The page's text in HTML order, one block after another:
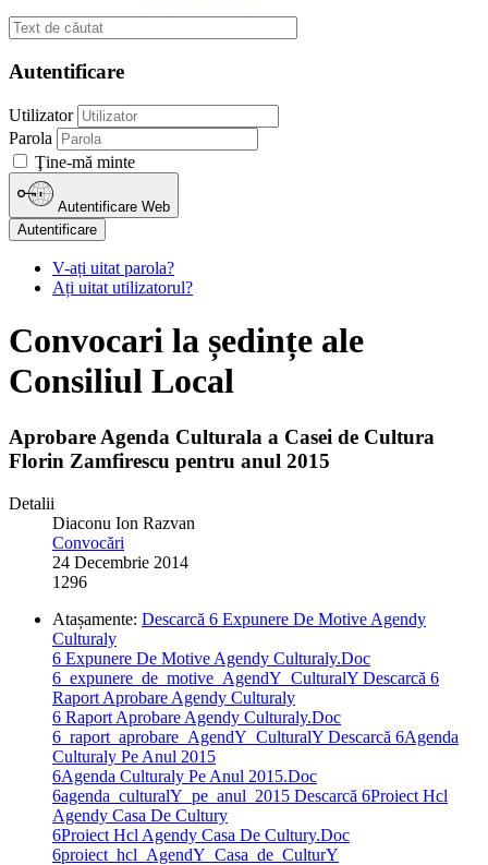
Autentificare
Utilizator
Parola
Ţine-mă minte
Autentificare Web
Autentificare
V-ați uitat parola?
Ați uitat utilizatorul?
Convocari la ședințe ale
Consiliul Local
Aprobare Agenda Culturala a Casei de Cultura
Florin Zamfirescu pentru anul 2015
Detalii
Diaconu Ion Razvan
Convocări
24 Decembrie 2014
1296
Atașamente: Descarcă 6 Expunere De Motive Agendy
Culturaly
6 Expunere De Motive Agendy Culturaly.Doc
6_expunere_de_motive_AgendY_CulturalY Descarcă 6
Raport Aprobare Agendy Culturaly
6 Raport Aprobare Agendy Culturaly.Doc
6_raport_aprobare_AgendY_CulturalY Descarcă 6Agenda
Culturaly Pe Anul 2015
6Agenda Culturaly Pe Anul 2015.Doc
6agenda_culturalY_pe_anul_2015 Descarcă 6Proiect Hcl
Agendy Casa De Cultury
6Proiect Hcl Agendy Casa De Cultury.Doc
6proiect_hcl_AgendY_Casa_de_CulturY